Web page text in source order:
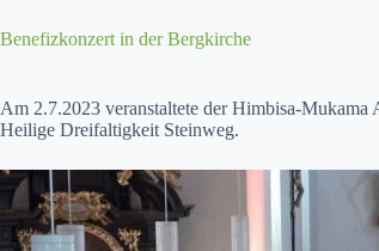
Benefizkonzert in der Bergkirche
Am 2.7.2023 ver­anstal­tete der Him­bisa-
Heilige Dreifaltigkeit Stein­weg.